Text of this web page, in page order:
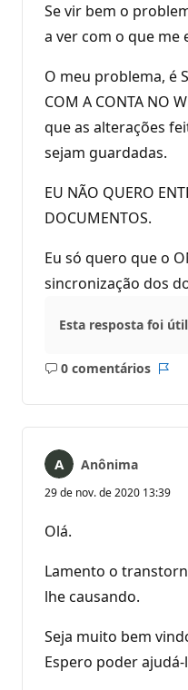
Se vir bem o
a ver com o que me
O meu problema, é
COM A CONTA NO
que as alterações
sejam guardadas.
EU NÃO QUERO
DOCUMENTOS.
Eu só quero que o
sincronização dos
Esta resposta foi
0 comentários
Sem
Anônima
29 de nov. de 2020 13:39
Olá.
Lamento o
lhe causando.
Seja muito bem
Espero poder